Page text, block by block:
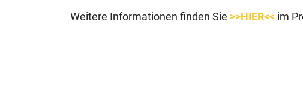
Weitere Informationen finden Sie >>HIER<< im